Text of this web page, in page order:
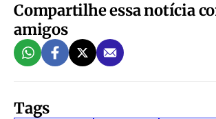
Compartilhe essa notícia
amigos
Tags